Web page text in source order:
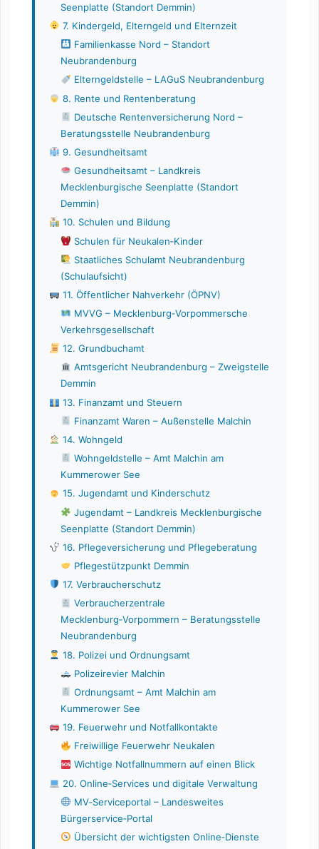
Seenplatte (Standort Demmin)
7. Kindergeld, Elterngeld und Elternzeit
Familienkasse Nord – Standort
Neubrandenburg
Elterngeldstelle – LAGuS Neubrandenburg
8. Rente und Rentenberatung
Deutsche Rentenversicherung Nord –
Beratungsstelle Neubrandenburg
9. Gesundheitsamt
Gesundheitsamt – Landkreis
Mecklenburgische Seenplatte (Standort
Demmin)
10. Schulen und Bildung
Schulen für Neukalen‑Kinder
Staatliches Schulamt Neubrandenburg
(Schulaufsicht)
11. Öffentlicher Nahverkehr (ÖPNV)
MVVG – Mecklenburg‑Vorpommersche
Verkehrsgesellschaft
12. Grundbuchamt
Amtsgericht Neubrandenburg – Zweigstelle
Demmin
13. Finanzamt und Steuern
Finanzamt Waren – Außenstelle Malchin
14. Wohngeld
Wohngeldstelle – Amt Malchin am
Kummerower See
15. Jugendamt und Kinderschutz
Jugendamt – Landkreis Mecklenburgische
Seenplatte (Standort Demmin)
16. Pflegeversicherung und Pflegeberatung
Pflegestützpunkt Demmin
17. Verbraucherschutz
Verbraucherzentrale
Mecklenburg‑Vorpommern – Beratungsstelle
Neubrandenburg
18. Polizei und Ordnungsamt
Polizeirevier Malchin
Ordnungsamt – Amt Malchin am
Kummerower See
19. Feuerwehr und Notfallkontakte
Freiwillige Feuerwehr Neukalen
Wichtige Notfallnummern auf einen Blick
20. Online‑Services und digitale Verwaltung
MV‑Serviceportal – Landesweites
Bürgerservice‑Portal
Übersicht der wichtigsten Online‑Dienste